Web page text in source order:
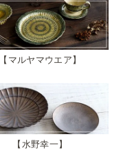
マルヤマウエア
水野幸一